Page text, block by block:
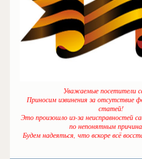
Уважаемые посетители
Приносим извинения за отсутствие
статей!
Это произошло из-за неисправностей
по непонятным
Будем надеяться, что вскоре всё